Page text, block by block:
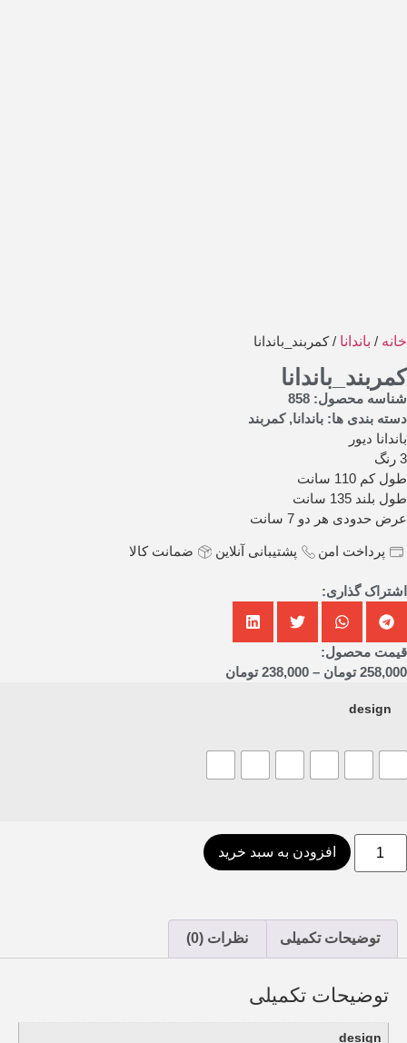
خانه / باندانا / کمربند_باندانا
کمربند_باندانا
شناسه محصول: 858
دسته بندی ها: باندانا,کمربند
باندانا دیور
3 رنگ
طول کم 110 سانت
طول بلند 135 سانت
عرض حدودی هر دو 7 سانت
پرداخت امن پشتیبانی آنلاین ضمانت کالا
اشتراک گذاری:
قیمت محصول:
258,000 تومان –
238,000 تومان
design
افزودن به سبد خرید
توضیحات تکمیلی نظرات (0)
توضیحات تکمیلی
design